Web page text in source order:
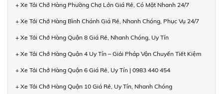
+ Xe Tải Chở Hàng Phường Chợ Lớn Giá Rẻ, Có Mặt Nhanh 24/7
+ Xe Tải Chở Hàng Bình Chánh Giá Rẻ, Nhanh Chóng, Phục Vụ 24/7
+ Xe Tải Chở Hàng Quận 8 Giá Rẻ, Nhanh Chóng, Uy Tín
+ Xe Tải Chở Hàng Quận 4 Uy Tín – Giải Pháp Vận Chuyển Tiết Kiệm
+ Xe Tải Chở Hàng Quận 6 Giá Rẻ, Uy Tín | 0983 440 454
+ Xe Tải Chở Hàng Quận 10 Giá Rẻ, Uy Tín, Nhanh Chóng